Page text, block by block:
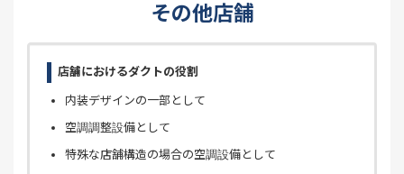
その他店舗
店舗におけるダクトの役割
内装デザインの一部として
空調調整設備として
特殊な店舗構造の場合の空調設備として